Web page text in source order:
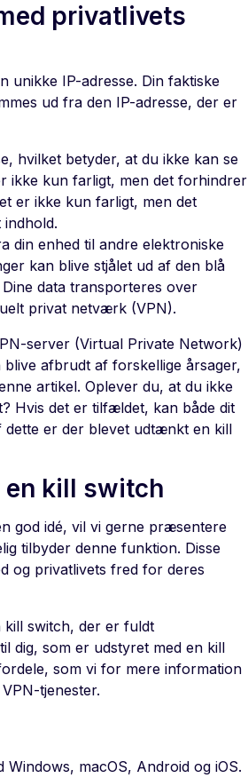
privatlivets
unikke IP-adresse. Din faktiske
ud fra den IP-adresse, der er
hvilket betyder, at du ikke kan se
ikke kun farligt, men det forhindrer
er ikke kun farligt, men det
din enhed til andre elektroniske
kan blive stjålet ud af den blå
data transporteres over
privat netværk (VPN).
server (Virtual Private Network)
afbrudt af forskellige årsager,
artikel. Oplever du, at du ikke
Hvis det er tilfældet, kan både dit
er der blevet udtænkt en kill
en kill switch
god idé, vil vi gerne præsentere
tilbyder denne funktion. Disse
og privatlivets fred for deres
kill switch, der er fuldt
dig, som er udstyret med en kill
som vi for mere information
tjenester.
macOS, Android og iOS.